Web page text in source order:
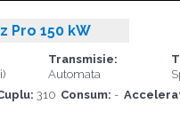
Pro 150 kW
Transmisie:
Automata
310 Consum: -